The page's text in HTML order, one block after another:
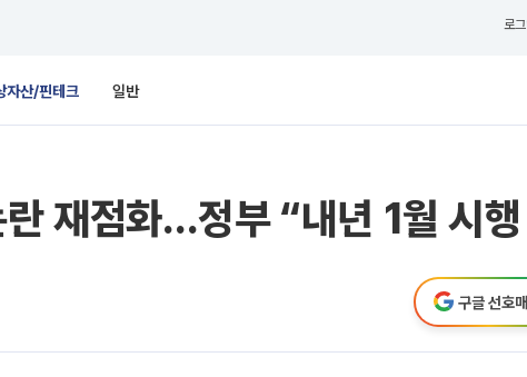
로
자산/핀테크 일반
재점화…정부 “내년 1월 시
구글 선호